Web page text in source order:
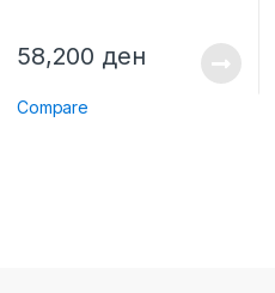
58,200 ден
Compare